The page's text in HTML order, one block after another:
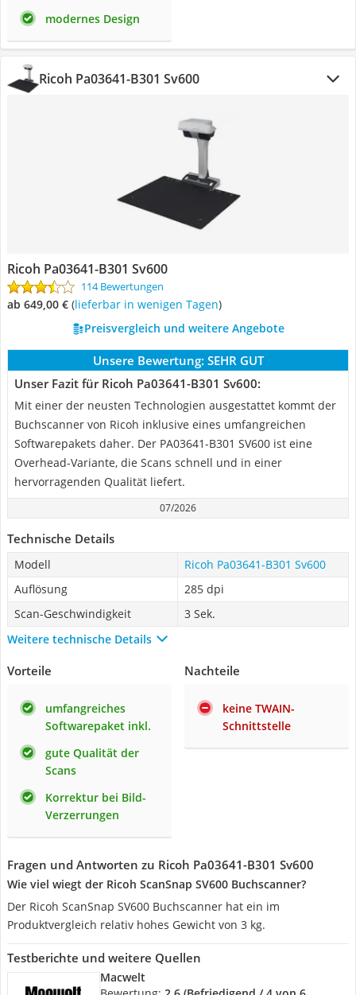
modernes Design
Ricoh Pa03641-B301 Sv600
Ricoh Pa03641-B301 Sv600
114 Bewertungen
ab 649,00 € ( Lieferbar in wenigen Tagen)
Preisvergleich und weitere Angebote
Unsere Bewertung: SEHR GUT
Unser Fazit für Ricoh Pa03641-B301 Sv600:
Mit einer der neusten Technologien ausgestattet kommt der
Buchscanner von Ricoh inklusive eines umfangreichen
Softwarepakets daher. Der PA03641-B301 SV600 ist eine
Overhead-Variante, die Scans schnell und in einer
hervorragenden Qualität liefert.
07/2026
Technische Details
Modell
Ricoh Pa03641-B301 Sv600
Auflösung
285 dpi
Scan-Geschwindigkeit
3 Sek.
Weitere technische Details
Vorteile
umfangreiches
Softwarepaket inkl.
gute Qualität der
Scans
Korrektur bei Bild-
Verzerrungen
Nachteile
keine TWAIN-
Schnittstelle
Fragen und Antworten zu Ricoh Pa03641-B301 Sv600
Wie viel wiegt der Ricoh ScanSnap SV600 Buchscanner?
Der Ricoh ScanSnap SV600 Buchscanner hat ein im
Produktvergleich relativ hohes Gewicht von 3 kg.
Testberichte und weitere Quellen
Macwelt